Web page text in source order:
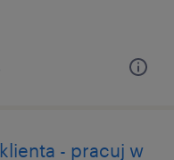
- pracuj w